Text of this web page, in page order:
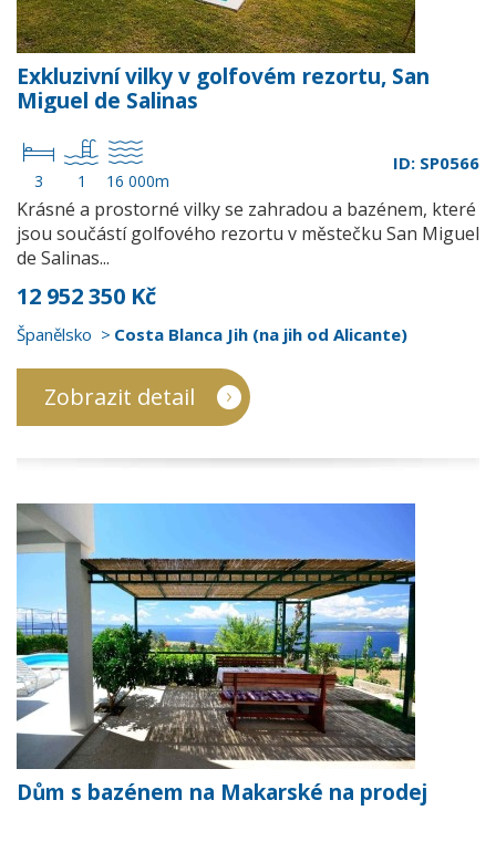
Exkluzivní vilky v golfovém rezortu, San
Miguel de Salinas
3 1 16 000m
ID: SP0566
Krásné a prostorné vilky se zahradou a bazénem, které
jsou součástí golfového rezortu v městečku San Miguel
de Salinas...
12 952 350 Kč
Španělsko Costa Blanca Jih (na jih od Alicante)
Zobrazit detail
Dům s bazénem na Makarské na prodej